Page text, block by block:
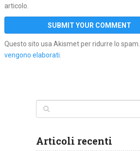
articolo.
Questo sito usa Akismet per ridurre lo spam.
vengono elaborati.
Articoli recenti